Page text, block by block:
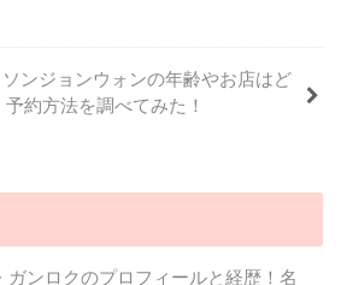
ンジョンウォンの年齢やお店はど
約方法を調べてみた！
ガンロクのプロフィールと経歴！名